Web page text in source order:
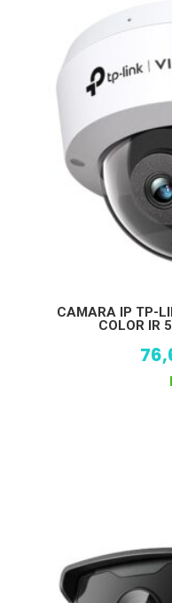
CAMARA IP TP-
COLOR IR